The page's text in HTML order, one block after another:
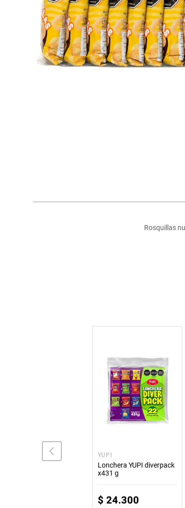
lácteos y refrigerados
vinos y licores
otros
Rosquillas
YUPI
Lonchera YUPI diverpack
x431 g
$ 24.300